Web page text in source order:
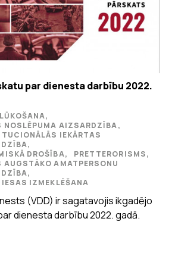
par dienesta darbību 2022.
NOSLĒPUMA AIZSARDZĪBA,
IEKĀRTAS
DROŠĪBA,
PRETTERORISMS,
AUGSTĀKO AMATPERSONU
IZMEKLĒŠANA
(VDD) ir sagatavojis ikgadējo
dienesta darbību 2022. gadā.